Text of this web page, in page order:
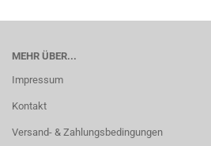
MEHR ÜBER...
Impressum
Kontakt
Versand- & Zahlungsbedingungen